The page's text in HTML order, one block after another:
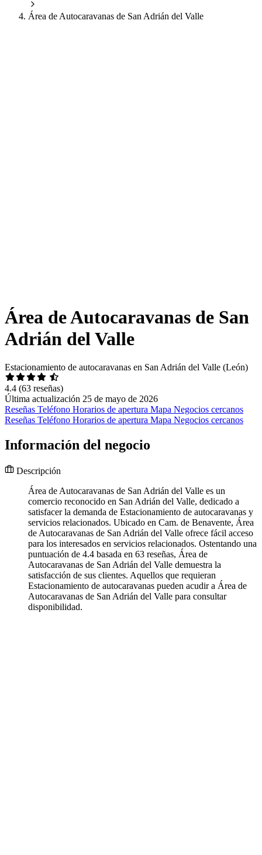
Área de Autocaravanas de San Adrián del Valle
Área de Autocaravanas de San
Adrián del Valle
Estacionamiento de autocaravanas en San Adrián del Valle (León)
4.4 (63 reseñas)
Última actualización 25 de mayo de 2026
Reseñas Teléfono Horarios de apertura Mapa Negocios cercanos
Reseñas Teléfono Horarios de apertura Mapa Negocios cercanos
Información del negocio
Descripción
Área de Autocaravanas de San Adrián del Valle es un
comercio reconocido en San Adrián del Valle, dedicado a
satisfacer la demanda de Estacionamiento de autocaravanas y
servicios relacionados. Ubicado en Cam. de Benavente, Área
de Autocaravanas de San Adrián del Valle ofrece fácil acceso
para los interesados en servicios relacionados. Ostentando una
puntuación de 4.4 basada en 63 reseñas, Área de
Autocaravanas de San Adrián del Valle demuestra la
satisfacción de sus clientes. Aquellos que requieran
Estacionamiento de autocaravanas pueden acudir a Área de
Autocaravanas de San Adrián del Valle para consultar
disponibilidad.